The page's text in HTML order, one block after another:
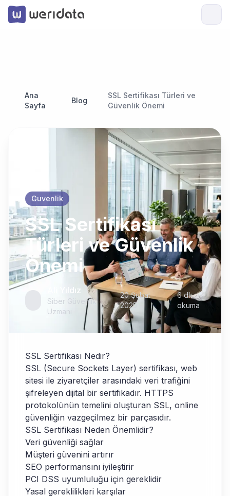
Ana
Sayfa
Blog
SSL Sertifikası Türleri ve
Güvenlik Önemi
Guvenlik
SSL Sertifikası
Türleri ve Güvenlik
Önemi
Ali Yıldız
Siber Güvenlik
Uzmanı
20 Şubat
2025
6 dk
okuma
SSL Sertifikası Nedir?
SSL (Secure Sockets Layer) sertifikası, web
sitesi ile ziyaretçiler arasındaki veri trafiğini
şifreleyen dijital bir sertifikadır. HTTPS
protokolünün temelini oluşturan SSL, online
güvenliğin vazgeçilmez bir parçasıdır.
SSL Sertifikası Neden Önemlidir?
Veri güvenliği sağlar
Müşteri güvenini artırır
SEO performansını iyileştirir
PCI DSS uyumluluğu için gereklidir
Yasal gereklilikleri karşılar